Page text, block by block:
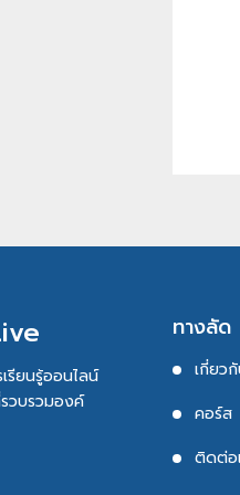
เรียนรู้ออนไลน์
วบรวมองค์
ทางลัด
เกี่ยวกั
คอร์ส
ติดต่อ